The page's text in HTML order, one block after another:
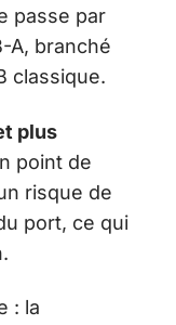
passe par
A, branché
classique.
plus
point de
risque de
port, ce qui
: la